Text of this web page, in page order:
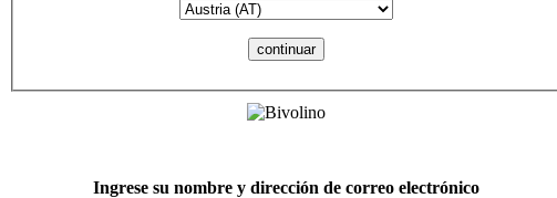
continuar
Ingrese su nombre y dirección de correo electrónico